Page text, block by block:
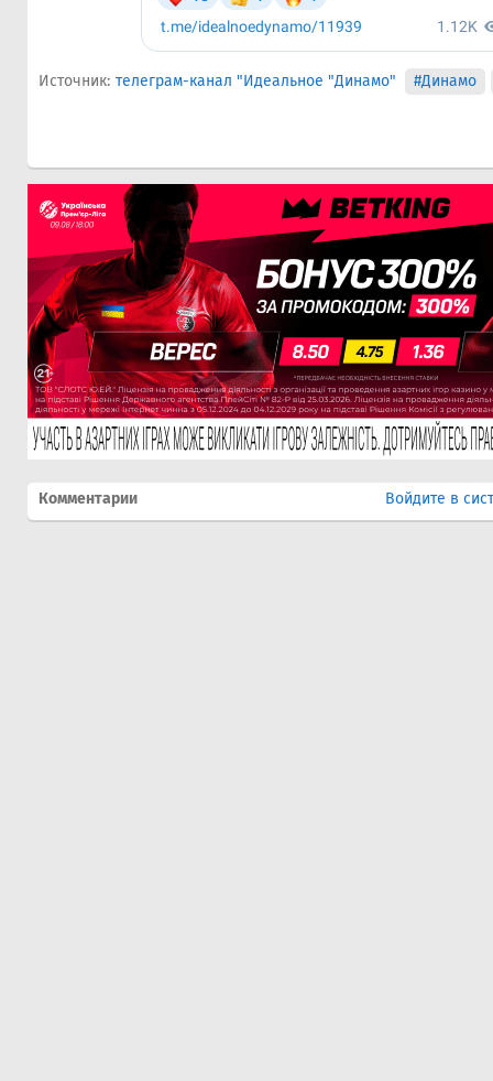
Источник: телеграм-канал "Идеальное "Динамо" #Динамо
Комментарии Войдите в